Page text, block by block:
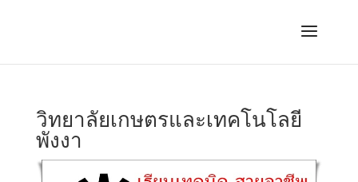
วิทยาลัยเกษตรและเทคโนโลยี
พังงา